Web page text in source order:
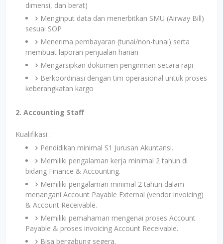
dimensi, dan berat)
Menginput data dan menerbitkan SMU (Airway Bill)
sesuai SOP
Menerima pembayaran (tunai/non-tunai) serta
membuat laporan penjualan harian
Mengarsipkan dokumen pengiriman secara rapi
Berkoordinasi dengan tim operasional untuk proses
keberangkatan kargo
2. Accounting Staff
Kualifikasi :
Pendidikan minimal S1 Jurusan Akuntansi.
Memiliki pengalaman kerja minimal 2 tahun di
bidang Finance & Accounting.
Memiliki pengalaman minimal 2 tahun dalam
menangani Account Payable External (vendor invoicing)
& Account Receivable.
Memiliki pemahaman mengenai proses Account
Payable & proses invoicing Account Receivable.
Bisa bergabung segera.